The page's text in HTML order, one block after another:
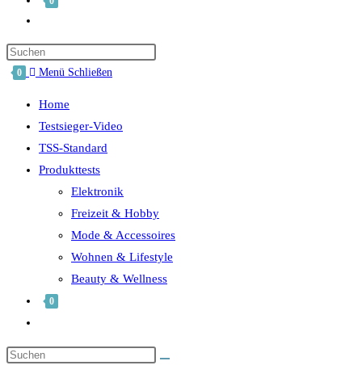
0 Menü Schließen
Home
Testsieger-Video
TSS-Standard
Produkttests
Elektronik
Freizeit & Hobby
Mode & Accessoires
Wohnen & Lifestyle
Beauty & Wellness
0